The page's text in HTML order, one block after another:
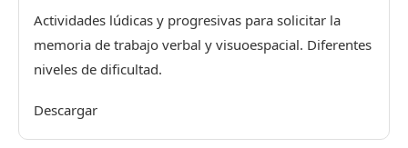
Actividades lúdicas y progresivas para solicitar la
memoria de trabajo verbal y visuoespacial. Diferentes
niveles de dificultad.
Descargar